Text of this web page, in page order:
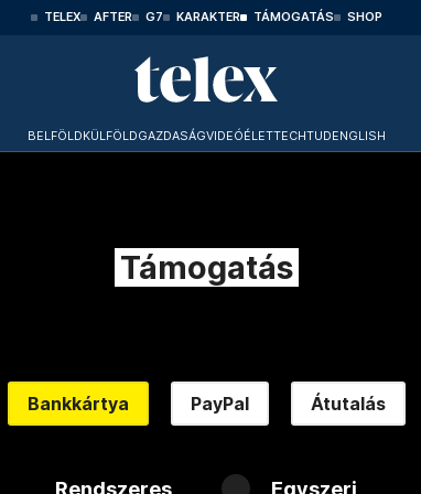
TELEX AFTER G7 KARAKTER TÁMOGATÁS SHOP
BELFÖLDKÜLFÖLDGAZDASÁGVIDEÓÉLETTECHTUDENGLISH
Támogatás
Bankkártya PayPal Átutalás
Rendszeres Egyszeri